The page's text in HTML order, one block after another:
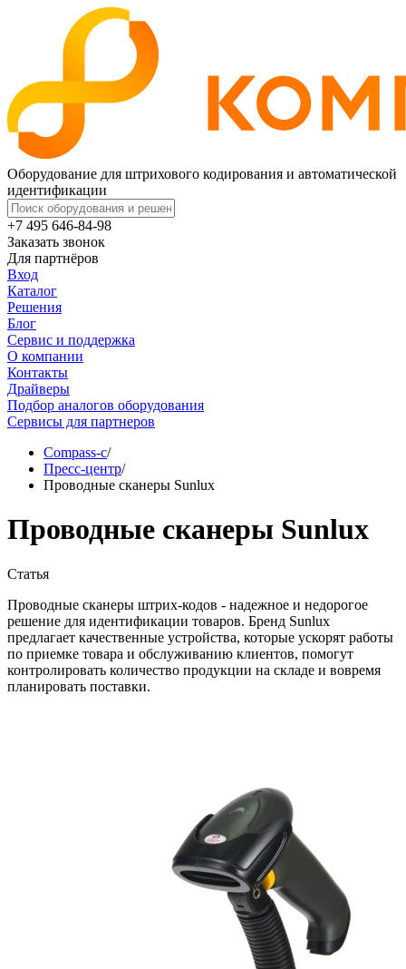
Оборудование для штрихового кодирования и автоматической
идентификации
+7 495 646-84-98
Заказать звонок
Для партнёров
Вход
Каталог
Решения
Блог
Сервис и поддержка
О компании
Контакты
Драйверы
Подбор аналогов оборудования
Сервисы для партнеров
Compass-c/
Пресс-центр/
Проводные сканеры Sunlux
Проводные сканеры Sunlux
Статья
Проводные сканеры штрих-кодов - надежное и недорогое
решение для идентификации товаров. Бренд Sunlux
предлагает качественные устройства, которые ускорят работы
по приемке товара и обслуживанию клиентов, помогут
контролировать количество продукции на складе и вовремя
планировать поставки.